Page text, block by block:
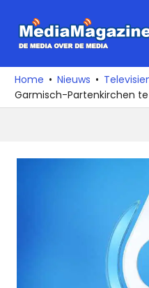
naar
media
over
de
Home Nieuws
Garmisch-Partenkirchen te